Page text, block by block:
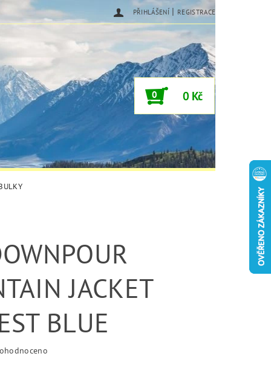
PŘIHLÁŠENÍ | REGISTRACE
0 0 Kč
JACKET
BLUE